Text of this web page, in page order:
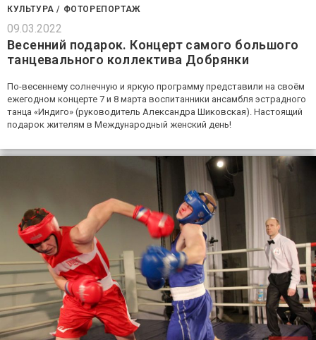
КУЛЬТУРА / ФОТОРЕПОРТАЖ
09.03.2022
Весенний подарок. Концерт самого большого
танцевального коллектива Добрянки
По-весеннему солнечную и яркую программу представили на своём
ежегодном концерте 7 и 8 марта воспитанники ансамбля эстрадного
танца «Индиго» (руководитель Александра Шиковская). Настоящий
подарок жителям в Международный женский день!